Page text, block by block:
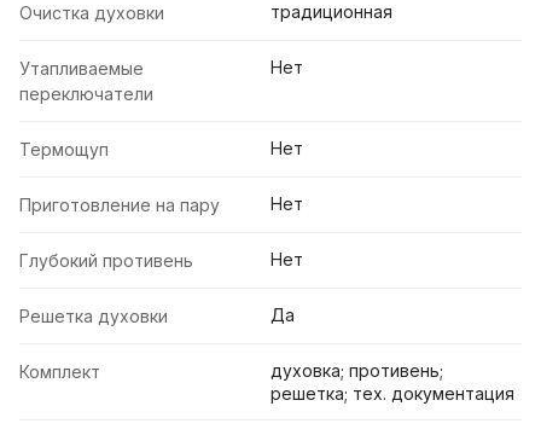
Очистка духовки традиционная
Утапливаемые
переключатели
Нет
Термощуп Нет
Приготовление на пару Нет
Глубокий противень Нет
Решетка духовки Да
Комплект
духовка; противень;
решетка; тех. документация